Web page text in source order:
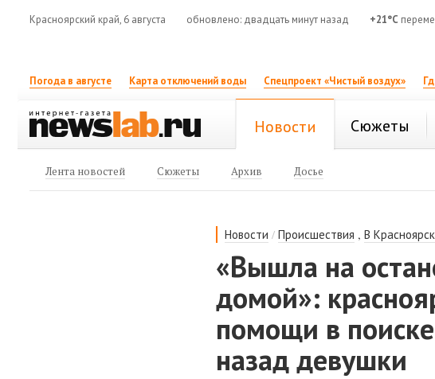
Красноярский край, 6 августа обновлено: двадцать минут назад +21°C
Погода в августе Карта отключений воды Спецпроект «Чистый воздух»
Новости Сюжеты
Лента новостей Сюжеты Архив Досье
Новости /Происшествия ,В
«Вышла на
домой»:
помощи в
назад девушки